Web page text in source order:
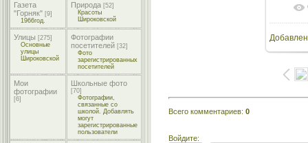
Газета
"Горняк" [9]
1966год.
Природа [52]
Красоты
Широковской
Улицы [275]
Основные
улицы
Широковской
Фотографии
посетителей [32]
Фото
зарегистрированных
посетителей
Мои
фотографии
[6]
Школьные фото
[70]
Фотографии,
связанные со
школой. Добавлять
могут
зарегистрированные
пользователи
Всего комментариев: 0
Войдите: